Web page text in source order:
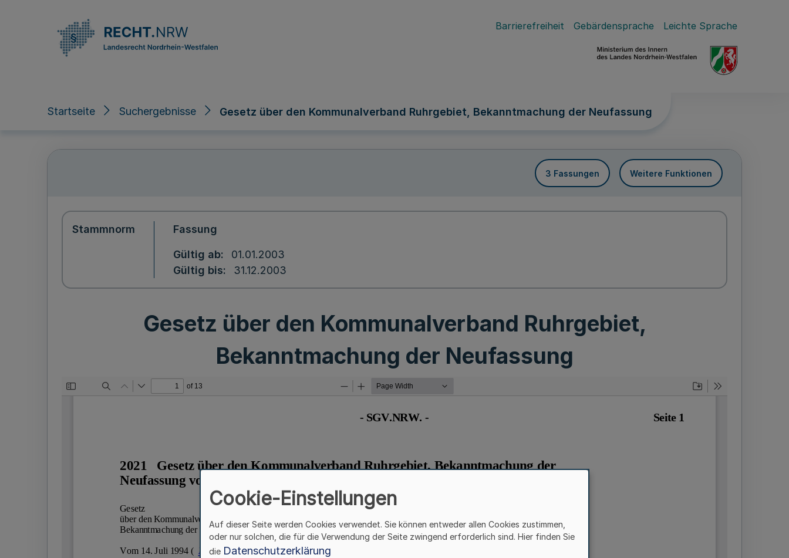
Barrierefreiheit Gebärdensprache Leichte Sprache
Startseite Suchergebnisse Gesetz über den Kommunalverband Ruhrgebiet, Bekanntmachung der Neufassung
3 Fassungen Weitere Funktionen
Stammnorm Fassung
Gültig ab
01.01.2003
Gültig bis
31.12.2003
Gesetz über den Kommunalverband Ruhrgebiet,
Bekanntmachung der Neufassung
Cookie-Einstellungen
Auf dieser Seite werden Cookies verwendet. Sie können entweder allen Cookies zustimmen,
oder nur solchen, die für die Verwendung der Seite zwingend erforderlich sind. Hier finden Sie
die Datenschutzerklärung